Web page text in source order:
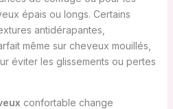
épais ou longs. Certains
antidérapantes,
même sur cheveux mouillés,
éviter les glissements ou pertes
confortable change